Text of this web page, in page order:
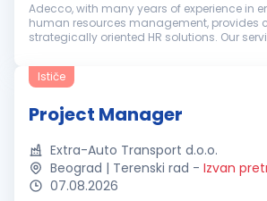
Adecco, with many years of experience in
human resources management, provides
strategically oriented HR solutions. Our
outsourcing, outplacement, HR co...
Ističe
Project Manager
Extra-Auto Transport d.o.o.
Beograd | Terenski rad - Izvan
07.08.2026